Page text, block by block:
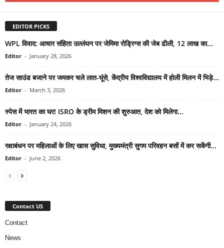
EDITOR PICKS
WPL विवाद: आचार संहिता उल्लंघन पर जेमिमा रोड्रिग्स की जेब ढीली, 12 लाख का...
Editor - January 28, 2026
तेज साउंड बजाने पर जमकर चले लात-घूंसे, केंद्रीय विश्वविद्यालय में होली मिलन में भिड़े...
Editor - March 3, 2026
स्पेस में भारत का घर! ISRO के ड्रीम मिशन की शुरुआत, देश को मिलेगा...
Editor - January 24, 2026
रक्षाबंधन पर महिलाओं के लिए खास सुविधा, मुख्यमंत्री सुगम परिवहन बसों में कर सकेंगी...
Editor - June 2, 2026
Contact US
Contact
News